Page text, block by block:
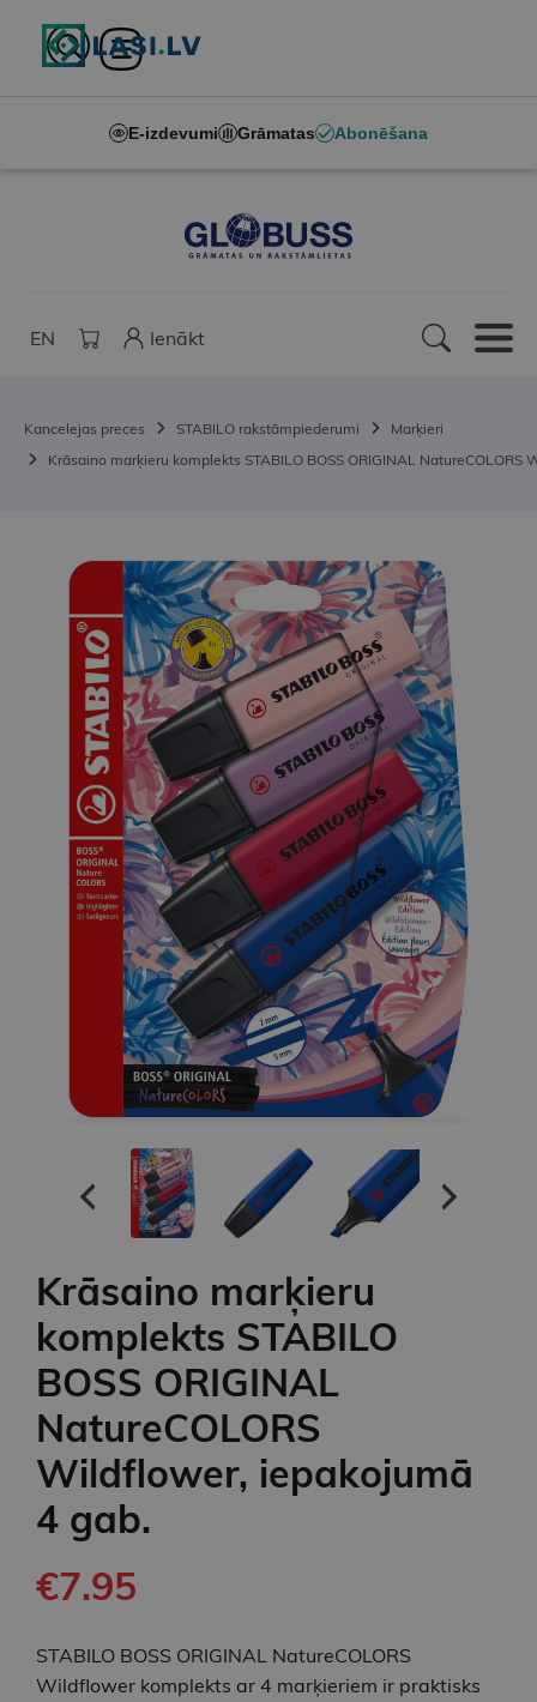
E-izdevumi Grāmatas Abonēšana
EN Ienākt
Kancelejas preces STABILO rakstāmpiederumi
Marķieri
Krāsaino marķieru komplekts STABILO BOSS ORIGINAL
Krāsaino marķieru
komplekts STABILO
BOSS ORIGINAL
NatureCOLORS
Wildflower, iepakojumā
4 gab.
€7.95
STABILO BOSS ORIGINAL NatureCOLORS
Wildflower komplekts ar 4 marķieriem ir praktisks